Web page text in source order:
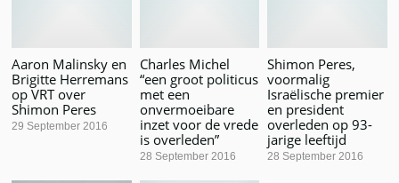
Aaron Malinsky en
Brigitte Herremans
op VRT over
Shimon Peres
29 September 2016
Charles Michel
“een groot politicus
met een
onvermoeibare
inzet voor de vrede
is overleden”
28 September 2016
Shimon Peres,
voormalig
Israëlische premier
en president
overleden op 93-
jarige leeftijd
28 September 2016